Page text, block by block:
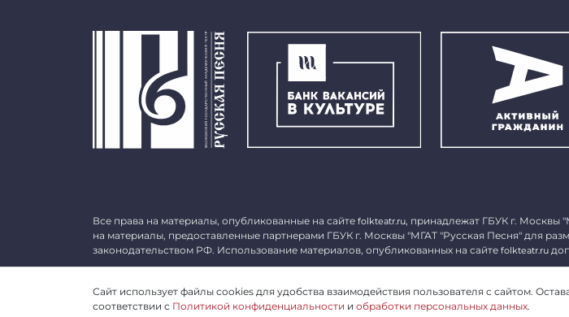
Все права на материалы, опубликованные на сайте folkteatr.ru, принадлежат ГБУК г. Москвы
на материалы, предоставленные партнерами ГБУК г. Москвы "МГАТ "Русская Песня" для
законодательством РФ. Использование материалов, опубликованных на сайте folkteatr.ru
Сайт использует файлы cookies для удобства взаимодействия пользователя с сайтом.
соответствии с Политикой конфиденциальности и обработки персональных данных.